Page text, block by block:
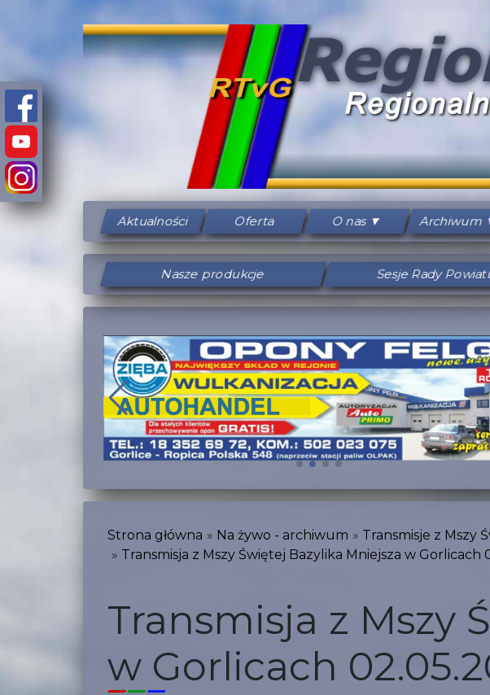
Aktualności Oferta O nas Archiwum
Nasze produkcje Sesje Rady
Strona główna Na żywo - archiwum
Transmisje z Mszy
Transmisja z Mszy Świętej Bazylika Mniejsza w Gorlicach
Transmisja z Mszy
w Gorlicach